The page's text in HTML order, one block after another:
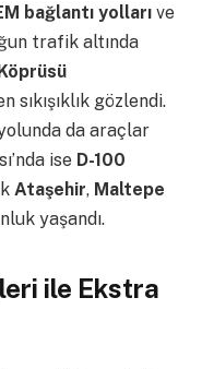
bağlantı yolları ve
trafik altında
sıkışıklık gözlendi.
da araçlar
ise D-100
Ataşehir, Maltepe
yaşandı.
ile Ekstra